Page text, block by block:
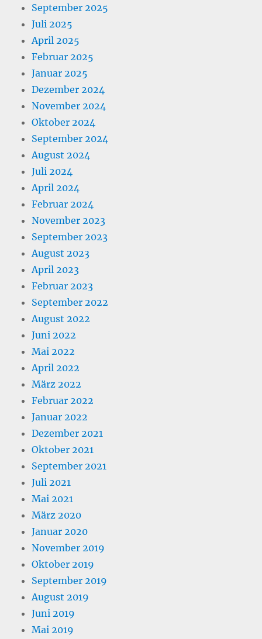
September 2025
Juli 2025
April 2025
Februar 2025
Januar 2025
Dezember 2024
November 2024
Oktober 2024
September 2024
August 2024
Juli 2024
April 2024
Februar 2024
November 2023
September 2023
August 2023
April 2023
Februar 2023
September 2022
August 2022
Juni 2022
Mai 2022
April 2022
März 2022
Februar 2022
Januar 2022
Dezember 2021
Oktober 2021
September 2021
Juli 2021
Mai 2021
März 2020
Januar 2020
November 2019
Oktober 2019
September 2019
August 2019
Juni 2019
Mai 2019